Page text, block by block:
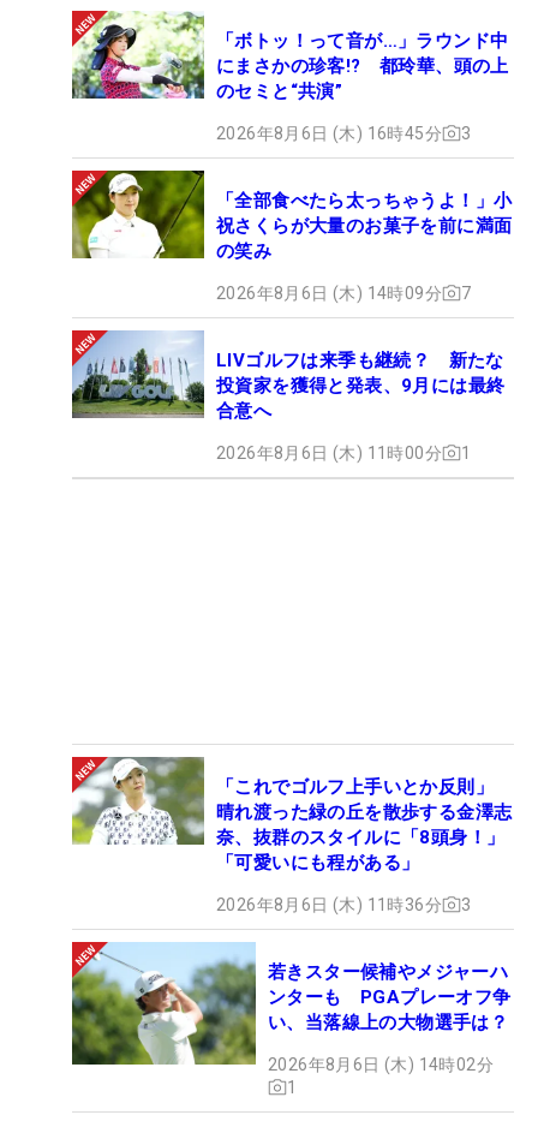
「ボトッ！って音が…」ラウンド中
にまさかの珍客!? 都玲華、頭の上
のセミと“共演”
2026年8月6日 (木) 16時45分 3
「全部食べたら太っちゃうよ！」小
祝さくらが大量のお菓子を前に満面
の笑み
2026年8月6日 (木) 14時09分 7
LIVゴルフは来季も継続？ 新たな
投資家を獲得と発表、9月には最終
合意へ
2026年8月6日 (木) 11時00分 1
「これでゴルフ上手いとか反則」
晴れ渡った緑の丘を散歩する金澤志
奈、抜群のスタイルに「8頭身！」
「可愛いにも程がある」
2026年8月6日 (木) 11時36分 3
若きスター候補やメジャーハ
ンターも PGAプレーオフ争
い、当落線上の大物選手は？
2026年8月6日 (木) 14時02分
1